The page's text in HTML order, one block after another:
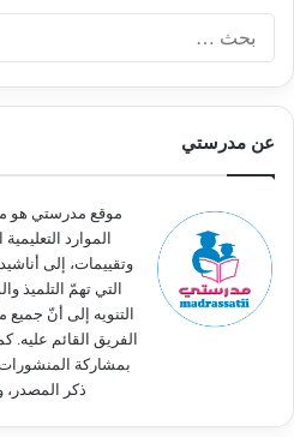
عن مدرستي
موقع مدرستي هو
الموارد
وتقييمات، إلى
التي تهمّ التلميذ
التنويه إلى أنّ
الفريق القائم عليه.
بمشاركة
ذكر المصدر،